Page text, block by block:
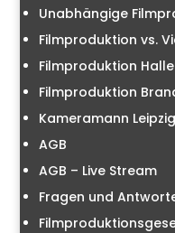
Unabhängige
Filmproduktion vs.
Filmproduktion Halle
Filmproduktion
Kameramann Leipzig
AGB
AGB – Live Stream
Fragen und